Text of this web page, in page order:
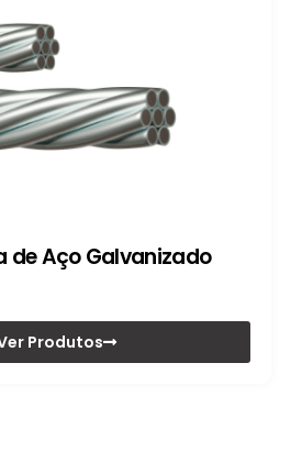
de Aço Galvanizado
Produtos